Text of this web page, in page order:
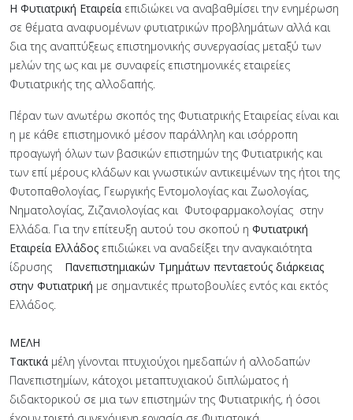
Η Φυτιατρική Εταιρεία επιδιώκει να αναβαθμίσει την ενημέρωση
σε θέματα αναφυομένων φυτιατρικών προβλημάτων αλλά και
δια της αναπτύξεως επιστημονικής συνεργασίας μεταξύ των
μελών της ως και με συναφείς επιστημονικές εταιρείες
Φυτιατρικής της αλλοδαπής.
Πέραν των ανωτέρω σκοπός της Φυτιατρικής Εταιρείας είναι και
η με κάθε επιστημονικό μέσον παράλληλη και ισόρροπη
προαγωγή όλων των βασικών επιστημών της Φυτιατρικής και
των επί μέρους κλάδων και γνωστικών αντικειμένων της ήτοι της
Φυτοπαθολογίας, Γεωργικής Εντομολογίας και Ζωολογίας,
Νηματολογίας, Ζιζανιολογίας και Φυτοφαρμακολογίας στην
Ελλάδα. Για την επίτευξη αυτού του σκοπού η Φυτιατρική
Εταιρεία Ελλάδος επιδιώκει να αναδείξει την αναγκαιότητα
ίδρυσης Πανεπιστημιακών Τμημάτων πενταετούς διάρκειας
στην Φυτιατρική με σημαντικές πρωτοβουλίες εντός και εκτός
Ελλάδος.
ΜΕΛΗ
Τακτικά μέλη γίνονται πτυχιούχοι ημεδαπών ή αλλοδαπών
Πανεπιστημίων, κάτοχοι μεταπτυχιακού διπλώματος ή
διδακτορικού σε μια των επιστημών της Φυτιατρικής, ή όσοι